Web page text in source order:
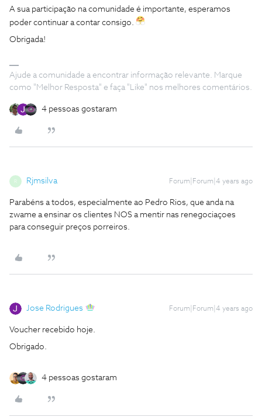
A sua participação na comunidade é importante, esperamos
poder continuar a contar consigo.
Obrigada!
Ajude a comunidade a encontrar informação relevante. Marque
como "Melhor Resposta" e faça "Like" nos melhores comentários.
4 pessoas gostaram
R Rjmsilva Forum|Forum|4 years ago
Parabéns a todos, especialmente ao Pedro Rios, que anda na
zwame a ensinar os clientes NOS a mentir nas renegociaçoes
para conseguir preços porreiros.
Jose Rodrigues Forum|Forum|4 years ago
Voucher recebido hoje.
Obrigado.
4 pessoas gostaram